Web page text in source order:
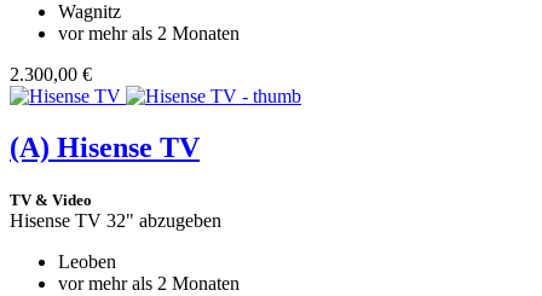
Wagnitz
vor mehr als 2 Monaten
2.300,00 €
(A) Hisense TV
TV & Video
Hisense TV 32" abzugeben
Leoben
vor mehr als 2 Monaten